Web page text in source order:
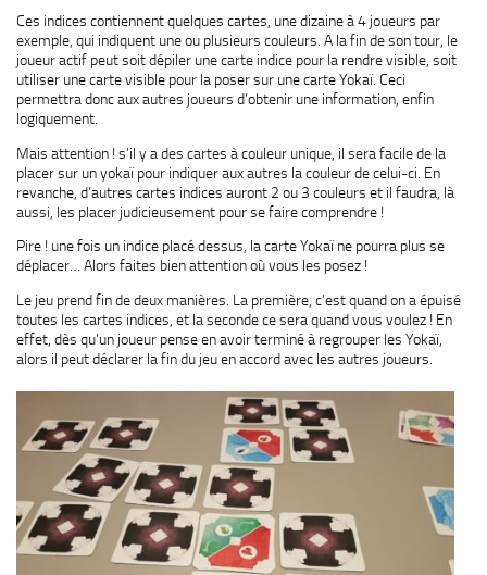
Ces indices contiennent quelques cartes, une dizaine à 4 joueurs par
exemple, qui indiquent une ou plusieurs couleurs. A la fin de son tour, le
joueur actif peut soit dépiler une carte indice pour la rendre visible, soit
utiliser une carte visible pour la poser sur une carte Yokaï. Ceci
permettra donc aux autres joueurs d’obtenir une information, enfin
logiquement.
Mais attention ! s’il y a des cartes à couleur unique, il sera facile de la
placer sur un yokaï pour indiquer aux autres la couleur de celui-ci. En
revanche, d’autres cartes indices auront 2 ou 3 couleurs et il faudra, là
aussi, les placer judicieusement pour se faire comprendre !
Pire ! une fois un indice placé dessus, la carte Yokaï ne pourra plus se
déplacer… Alors faites bien attention où vous les posez !
Le jeu prend fin de deux manières. La première, c’est quand on a épuisé
toutes les cartes indices, et la seconde ce sera quand vous voulez ! En
effet, dès qu’un joueur pense en avoir terminé à regrouper les Yokaï,
alors il peut déclarer la fin du jeu en accord avec les autres joueurs.